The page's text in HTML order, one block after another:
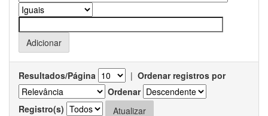
Resultados/Página | Ordenar registros por
Ordenar
Registro(s)